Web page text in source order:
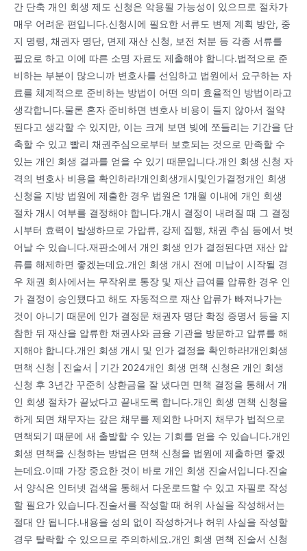
간 단축 개인 회생 제도 신청은 악용될 가능성이 있으므로 절차가
매우 어려운 편입니다.신청시에 필요한 서류도 변제 계획 방안, 중
지 명령, 채권자 명단, 면제 재산 신청, 보전 처분 등 각종 서류를
필요로 하고 이에 따른 소명 자료도 제출해야 합니다.법적으로 준
비하는 부분이 많으니까 변호사를 선임하고 법원에서 요구하는 자
료를 체계적으로 준비하는 방법이 어떤 의미 효율적인 방법이라고
생각합니다.물론 혼자 준비하면 변호사 비용이 들지 않아서 절약
된다고 생각할 수 있지만, 이는 크게 보면 빚에 쪼들리는 기간을 단
축할 수 있고 빨리 채권주심으로부터 보호되는 것으로 만족할 수
있는 개인 회생 결과를 얻을 수 있기 때문입니다.개인 회생 신청 자
격의 변호사 비용을 확인하라!개인회생개시및인가결정개인 회생
신청을 지방 법원에 제출한 경우 법원은 1개월 이내에 개인 회생
절차 개시 여부를 결정해야 합니다.개시 결정이 내려질 때 그 결정
시부터 효력이 발생하므로 가압류, 강제 집행, 채권 추심 등에서 벗
어날 수 있습니다.재판소에서 개인 회생 인가 결정된다면 재산 압
류를 해제하면 좋겠는데요.개인 회생 개시 전에 미납이 시작될 경
우 채권 회사에서는 무작위로 통장 및 재산 급여를 압류한 경우 인
가 결정이 승인됐다고 해도 자동적으로 재산 압류가 빠져나가는
것이 아니기 때문에 인가 결정문 채권자 명단 확정 증명서 등을 지
참한 뒤 재산을 압류한 채권사와 금융 기관을 방문하고 압류를 해
지해야 합니다.개인 회생 개시 및 인가 결정을 확인하라!개인회생
면책 신청 | 진술서 | 기간 2024개인 회생 면책 신청은 개인 회생
신청 후 3년간 꾸준히 상환금을 잘 냈다면 면책 결정을 통해서 개
인 회생 절차가 끝났다고 끝내도록 합니다.개인 회생 면책 신청을
하게 되면 채무자는 갚은 채무를 제외한 나머지 채무가 법적으로
면책되기 때문에 새 출발할 수 있는 기회를 얻을 수 있습니다.개인
회생 면책을 신청하는 방법은 면책 신청을 법원에 제출하면 좋겠
는데요.이때 가장 중요한 것이 바로 개인 회생 진술서입니다.진술
서 양식은 인터넷 검색을 통해서 다운로드할 수 있고 자필로 작성
할 필요가 있습니다.진술서를 작성할 때 허위 사실을 작성해서는
절대 안 됩니다.내용을 성의 없이 작성하거나 허위 사실을 작성할
경우 탈락할 수 있으므로 주의하세요.개인 회생 면책 진술서 신청